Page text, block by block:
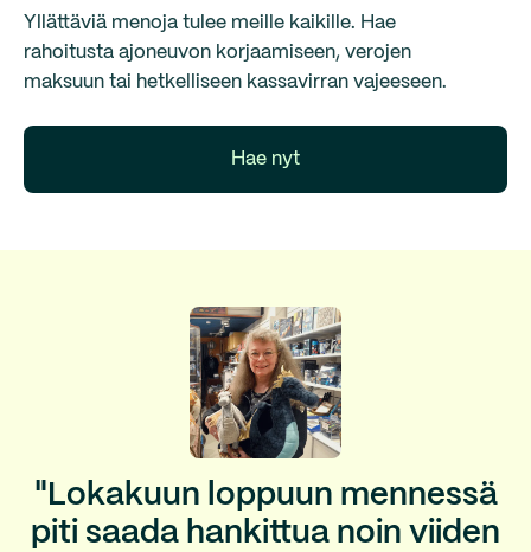
Yllättäviä menoja tulee meille kaikille. Hae
rahoitusta ajoneuvon korjaamiseen, verojen
maksuun tai hetkelliseen kassavirran vajeeseen.
Hae nyt
"Lokakuun loppuun mennessä
piti saada hankittua noin viiden